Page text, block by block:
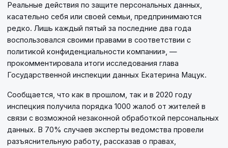
Реальные действия по защите персональных данных,
касательно себя или своей семьи, предпринимаются
редко. Лишь каждый пятый за последние два года
воспользовался своими правами в соответствии с
политикой конфиденциальности компании», —
прокомментировала итоги исследования глава
Государственной инспекции данных Екатерина Мацук.
Сообщается, что как в прошлом, так и в 2020 году
инспецкия получила порядка 1000 жалоб от жителей в
связи с возможной незаконной обработкой персональных
данных. В 70% случаев эксперты ведомства провели
разъяснительную работу, рассказав о правах,